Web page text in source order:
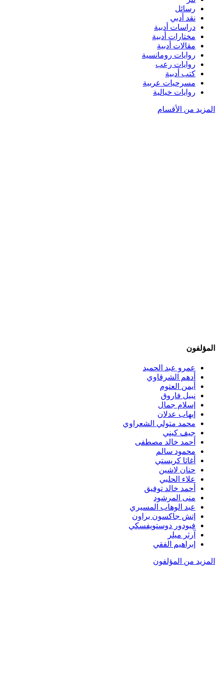
رسائل
نقد أدبي
دراسات أدبية
مختارات أدبية
مقالات أدبية
روايات رومانسية
روايات رعب
كتب أدبية
مسرحيات عربية
روايات خيالية
المزيد من الأقسام
المؤلفون
عمرو عبد الحميد
أدهم الشرقاوي
أيمن العتوم
نبيل فاروق
إسلام جمال
إيهاب عدلان
محمد متولي الشعراوي
جيف كيني
أحمد خالد مصطفى
محمود سالم
أغاثا كريستي
حنان لاشين
علاء الحلبي
أحمد خالد توفيق
منى المرشود
عبد الوهاب المسيري
إتش جاكسون براون
فيودور دوستويفسكي
آرثر ميلر
إبراهيم الفقي
المزيد من المؤلفون